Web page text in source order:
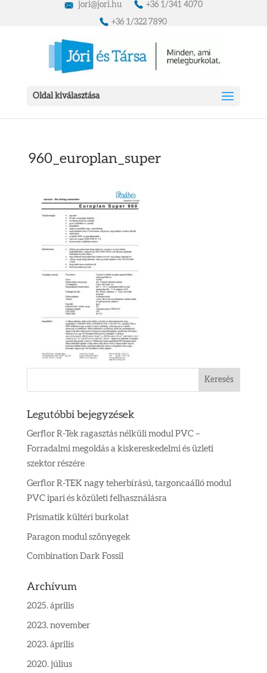
jori@jori.hu +36 1/341 4070
+36 1/322 7890
Oldal kiválasztása
960_europlan_super
Legutóbbi bejegyzések
Gerflor R-Tek ragasztás nélküli modul PVC –
Forradalmi megoldás a kiskereskedelmi és üzleti
szektor részére
Gerflor R-TEK nagy teherbírású, targoncaálló modul
PVC ipari és közületi felhasználásra
Prismatik kültéri burkolat
Paragon modul szőnyegek
Combination Dark Fossil
Archívum
2025. április
2023. november
2023. április
2020. július